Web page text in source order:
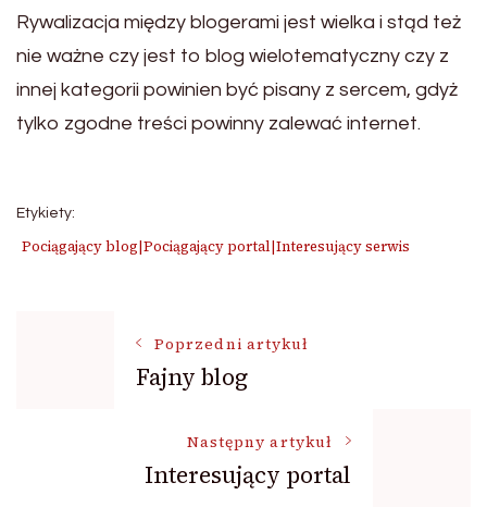
Rywalizacja między blogerami jest wielka i stąd też
nie ważne czy jest to blog wielotematyczny czy z
innej kategorii powinien być pisany z sercem, gdyż
tylko zgodne treści powinny zalewać internet.
Etykiety:
Pociągający blog|Pociągający portal|Interesujący serwis
NawigacjaPoprzedni artykuł
Fajny blog
Następny artykuł
Interesujący portal